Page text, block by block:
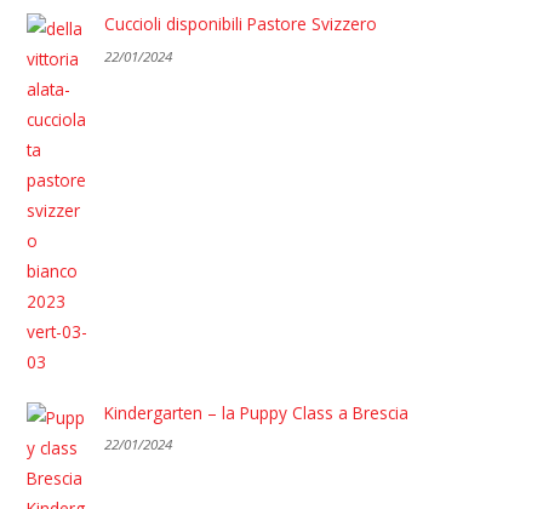
Cuccioli disponibili Pastore Svizzero
22/01/2024
Kindergarten – la Puppy Class a Brescia
22/01/2024